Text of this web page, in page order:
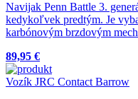
Navijak Penn Battle 3.
kedykoľvek predtým. Je
karbónovým brzdovým
89,95 €
Vozík JRC Contact Barrow